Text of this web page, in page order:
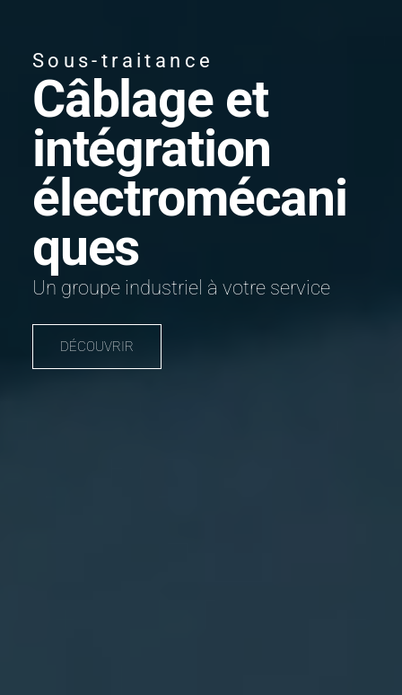
Sous-traitance
Câblage et
intégration
électromécani
ques
Un groupe industriel à votre service
DÉCOUVRIR